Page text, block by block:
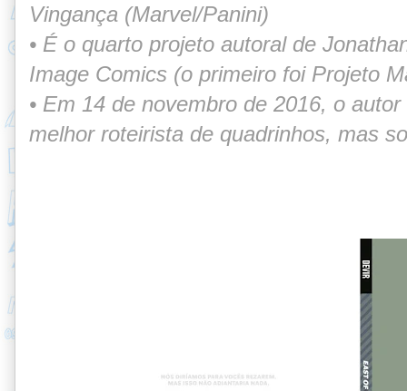
Vingança (Marvel/Panini)
• É o quarto projeto autoral de
Image Comics (o primeiro foi Projeto
• Em 14 de novembro de 2016, o
melhor roteirista de quadrinhos, mas